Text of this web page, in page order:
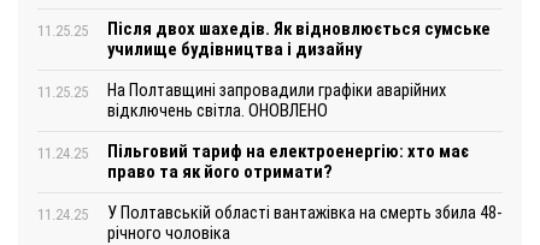
11.25.25
Після двох шахедів. Як відновлюється сумське
училище будівництва і дизайну
11.25.25
На Полтавщині запровадили графіки аварійних
відключень світла. ОНОВЛЕНО
11.24.25
Пільговий тариф на електроенергію: хто має
право та як його отримати?
11.24.25
У Полтавській області вантажівка на смерть збила 48-
річного чоловіка